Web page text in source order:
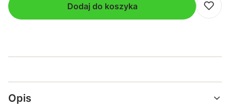
Dodaj do koszyka
Opis